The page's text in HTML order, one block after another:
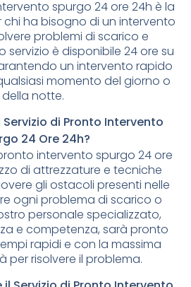
spurgo 24 ore 24h è la
chi ha bisogno di un intervento
problemi di scarico e
servizio è disponibile 24 ore su
un intervento rapido
momento del giorno o
della notte.
Servizio di Pronto Intervento
24 Ore 24h?
intervento spurgo 24 ore
di attrezzature e tecniche
gli ostacoli presenti nelle
ogni problema di scarico o
personale specializzato,
e competenza, sarà pronto
rapidi e con la massima
per risolvere il problema.